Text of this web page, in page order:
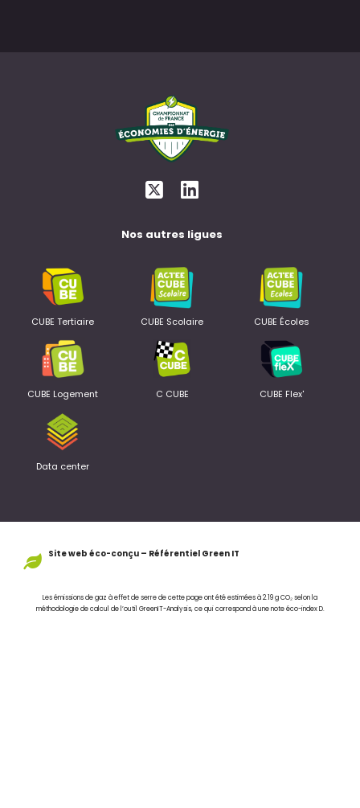
Nos autres ligues
CUBE Tertiaire CUBE Scolaire CUBE Écoles
CUBE Logement C CUBE CUBE Flex'
Data center
Site web éco-conçu – Référentiel Green IT
Les émissions de gaz à effet de serre de cette page ont été estimées à 2.19 g CO₂ selon la
méthodologie de calcul de l’outil GreenIT-Analysis, ce qui correspond à une note éco-index D.